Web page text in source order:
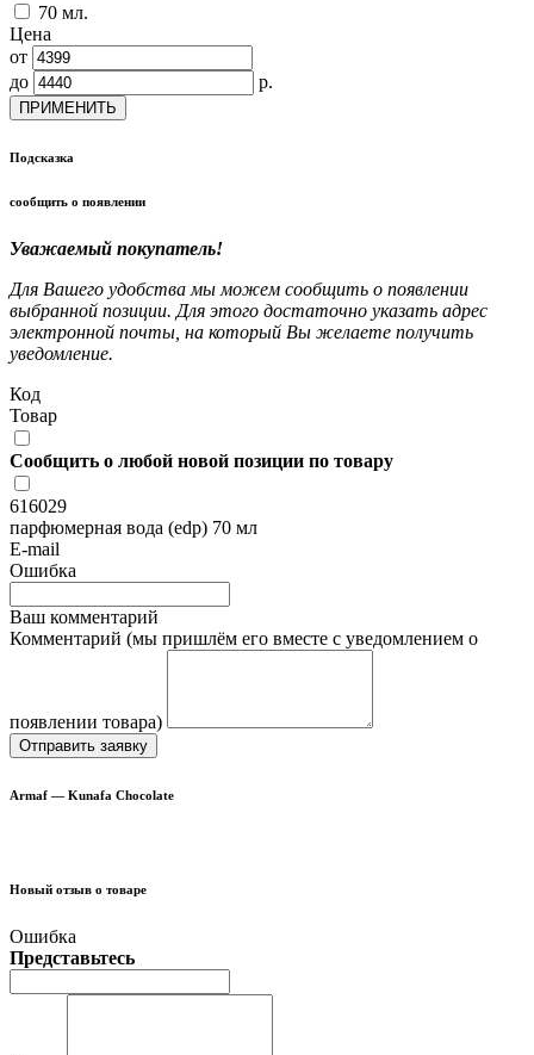
70 мл.
Цена
от
до
р.
ПРИМЕНИТЬ
Подсказка
сообщить о появлении
Уважаемый покупатель!
Для Вашего удобства мы можем сообщить о появлении
выбранной позиции. Для этого достаточно указать адрес
электронной почты, на который Вы желаете получить
уведомление.
Код
Товар
Сообщить о любой новой позиции по товару
616029
парфюмерная вода (edp) 70 мл
E-mail
Ошибка
Ваш комментарий
Комментарий (мы пришлём его вместе с уведомлением о
появлении товара)
Отправить заявку
Armaf — Kunafa Chocolate
Новый отзыв о товаре
Ошибка
Представьтесь